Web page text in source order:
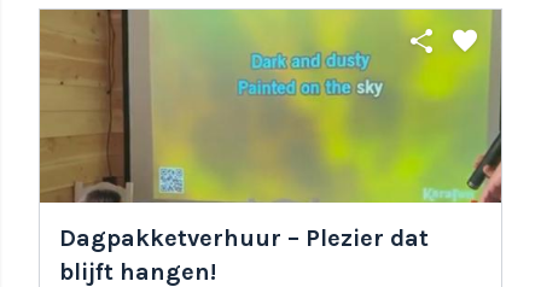
share favorite
Dagpakketverhuur – Plezier dat
blijft hangen!